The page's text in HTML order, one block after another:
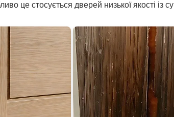
це стосується дверей низької якості із